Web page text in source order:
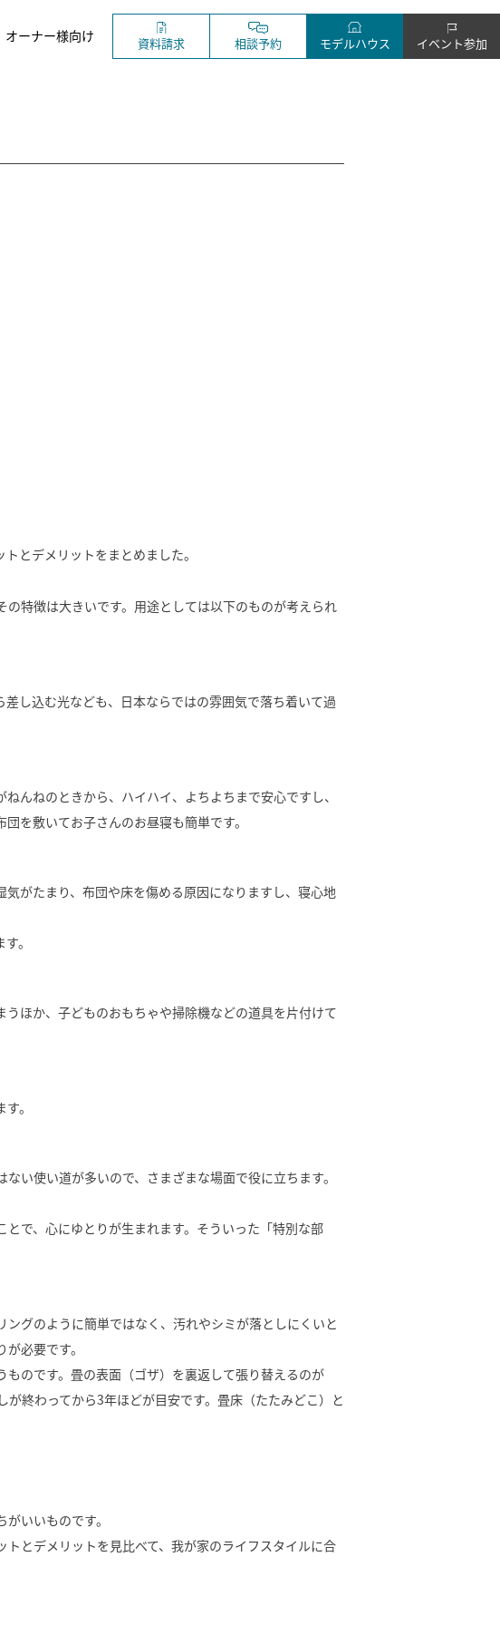
オーナー様向け 資料請求 相談予約 モデルハウス イベント参加
とデメリットをまとめました。
特徴は大きいです。用途としては以下のものが考えられ
し込む光なども、日本ならではの雰囲気で落ち着いて過
んねのときから、ハイハイ、よちよちまで安心ですし、
を敷いてお子さんのお昼寝も簡単です。
がたまり、布団や床を傷める原因になりますし、寝心地
。
ほか、子どものおもちゃや掃除機などの道具を片付けて
。
い使い道が多いので、さまざまな場面で役に立ちます。
で、心にゆとりが生まれます。そういった「特別な部
グのように簡単ではなく、汚れやシミが落としにくいと
必要です。
のです。畳の表面（ゴザ）を裏返して張り替えるのが
終わってから3年ほどが目安です。畳床（たたみどこ）と
いいものです。
とデメリットを見比べて、我が家のライフスタイルに合